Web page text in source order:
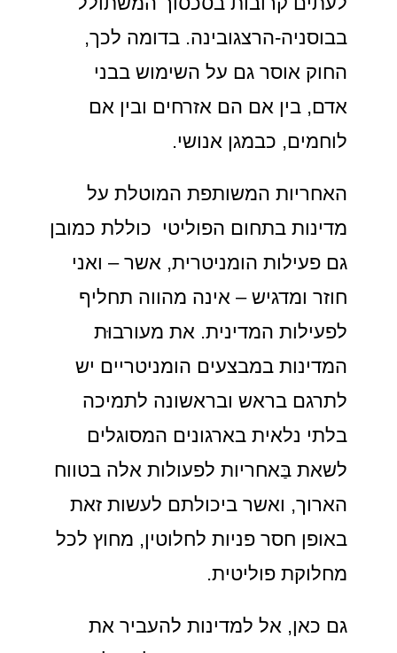
בבוסניה-הרצגובינה. בדומה לכך,
החוק אוסר גם על השימוש בבני
אדם, בין אם הם אזרחים ובין אם
לוחמים, כבמגן אנושי.
האחריות המשותפת המוטלת על
מדינות בתחום הפוליטי כוללת כמובן
גם פעילות הומניטרית, אשר – ואני
חוזר ומדגיש – אינה מהווה תחליף
לפעילות המדינית. את מעורבוּת
המדינות במבצעים הומניטריים יש
לתרגם בראש ובראשונה לתמיכה
בלתי נלאית בארגונים המסוגלים
לשאת בַּאחריות לפעולות אלה בטווח
הארוך, ואשר ביכולתם לעשות זאת
באופן חסר פניות לחלוטין, מחוץ לכל
מחלוקת פוליטית.
גם כאן, אל למדינות להעביר את